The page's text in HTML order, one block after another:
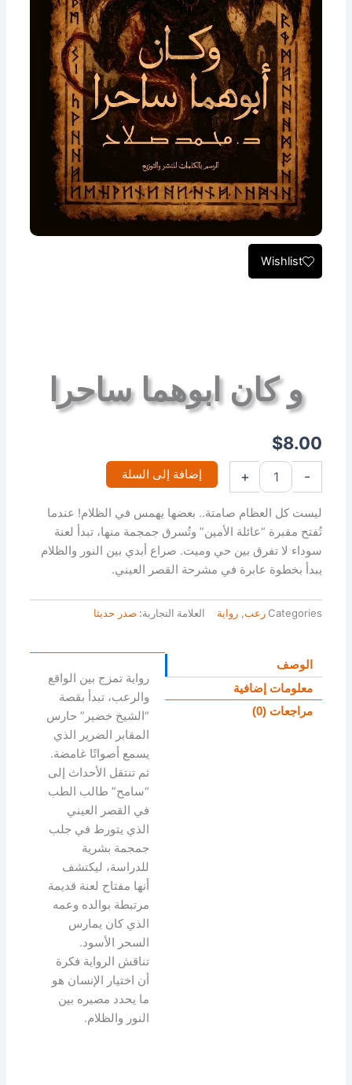
Wishlist
و كان ابوهما ساحرا
$8.00
-
+ إضافة إلى السلة
ليست كل العظام صامتة.. بعضها يهمس في الظلام! عندما
تُفتح مقبرة “عائلة الأمين” وتُسرق جمجمة منها، تبدأ لعنة
سوداء لا تفرق بين حي وميت. صراع أبدي بين النور والظلام
يبدأ بخطوة عابرة في مشرحة القصر العيني.
Categories رعب, رواية العلامة التجارية: صدر حديثا
الوصف
معلومات إضافية
مراجعات (0)
رواية تمزج بين الواقع
والرعب، تبدأ بقصة
“الشيخ خضير” حارس
المقابر الضرير الذي
يسمع أصواتًا غامضة.
ثم تنتقل الأحداث إلى
“سامح” طالب الطب
في القصر العيني
الذي يتورط في جلب
جمجمة بشرية
للدراسة، ليكتشف
أنها مفتاح لعنة قديمة
مرتبطة بوالده وعمه
الذي كان يمارس
السحر الأسود.
تناقش الرواية فكرة
أن اختيار الإنسان هو
ما يحدد مصيره بين
النور والظلام.